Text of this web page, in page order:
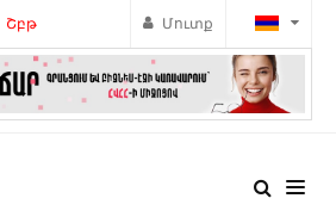
Մուտք
Շբթ